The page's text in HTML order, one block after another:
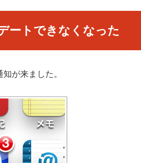
ートできなくなった
が来ました。